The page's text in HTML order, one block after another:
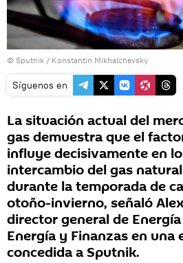
© Sputnik / Konstantin Mikhalchevsky
Síguenos en
La situación actual del
gas demuestra que el
influye decisivamente en
intercambio del gas
durante la temporada de
otoño-invierno, señaló
director general de
Energía y Finanzas en una
concedida a Sputnik.